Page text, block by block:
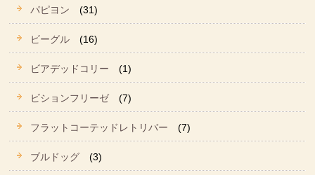
パピヨン (31)
ビーグル (16)
ビアデッドコリー (1)
ビションフリーゼ (7)
フラットコーテッドレトリバー (7)
ブルドッグ (3)